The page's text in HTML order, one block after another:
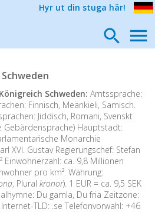
Hyr ut din stuga här!
Schweden: Amtssprache:
Finnisch, Meänkieli, Samisch.
Jiddisch, Romani, Svenskt
Gebärdensprache) Hauptstadt:
Monarchie
XVI. Gustav Regierungschef: Stefan
Einwohnerzahl: ca. 9,8 Millionen
pro km². Währung:
, Plural kronor). 1 EUR = ca. 9,5 SEK
Du gamla, Du fria Zeitzone:
TLD: .se Telefonvorwahl: +46